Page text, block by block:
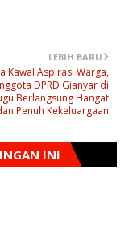
LEBIH BARU
Kawal Aspirasi Warga,
DPRD Gianyar di
Berlangsung Hangat
Penuh Kekeluargaan
INI